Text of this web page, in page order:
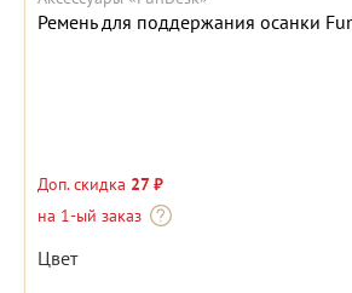
Ремень для поддержания осанки
Доп. скидка 27 ₽
на 1-ый заказ
Цвет